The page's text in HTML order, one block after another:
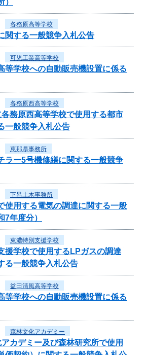
各務原高等学校
関する一般競争入札公告
可児工業高等学校
等学校への自動販売機設置に係る
各務原西高等学校
務原西高等学校で使用する都市
一般競争入札公告
恵那県事務所
ラー5号機修繕に関する一般競争
下呂土木事務所
使用する電気の調達に関する一般
7年度分）
東濃特別支援学校
援学校で使用するLPガスの調達
る一般競争入札公告
益田清風高等学校
等学校への自動販売機設置に係る
森林文化アカデミー
カデミー及び森林研究所で使用